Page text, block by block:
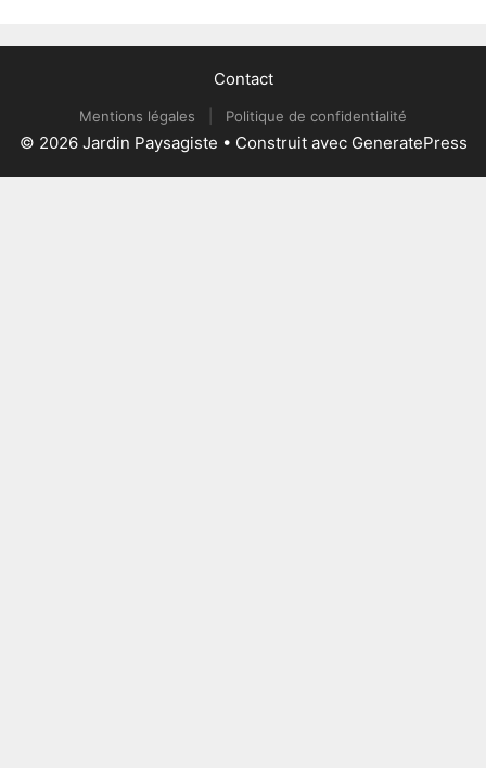
Contact
Mentions légales Politique de confidentialité
© 2026 Jardin Paysagiste • Construit avec GeneratePress